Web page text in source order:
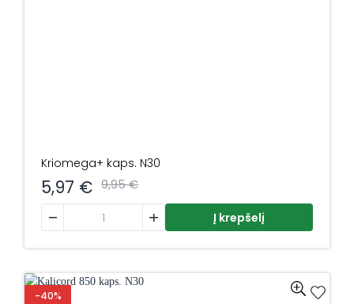
Kriomega+ kaps. N30
9,95€
5,97 €
produkto kiekis: Kriomega+ kaps. N30
Į krepšelį
-40%